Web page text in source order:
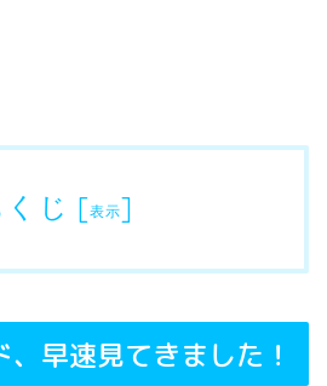
くじ [表示]
早速見てきました！